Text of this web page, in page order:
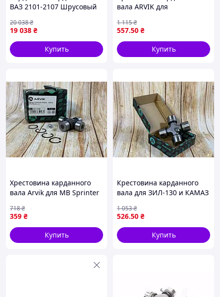
ВАЗ 2101-2107 Шрусовый
19 038 ₴
20 038₴
Купить
вала ARVIK для
надежная передача
крутящего момента
557.50 ₴
1 115₴
Купить
Хрестовина карданного
вала Arvik для MB Sprinter
модель GU-1100 1998-2006
гг
359 ₴
718₴
Купить
Крестовина карданного
вала для ЗИЛ-130 и КАМАЗ
надежной работы вашего
автомобиля
526.50 ₴
1 053₴
Купить